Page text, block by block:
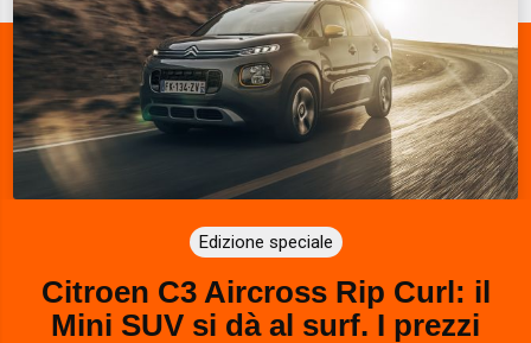
Edizione speciale
Citroen C3 Aircross Rip Curl: il
Mini SUV si dà al surf. I prezzi